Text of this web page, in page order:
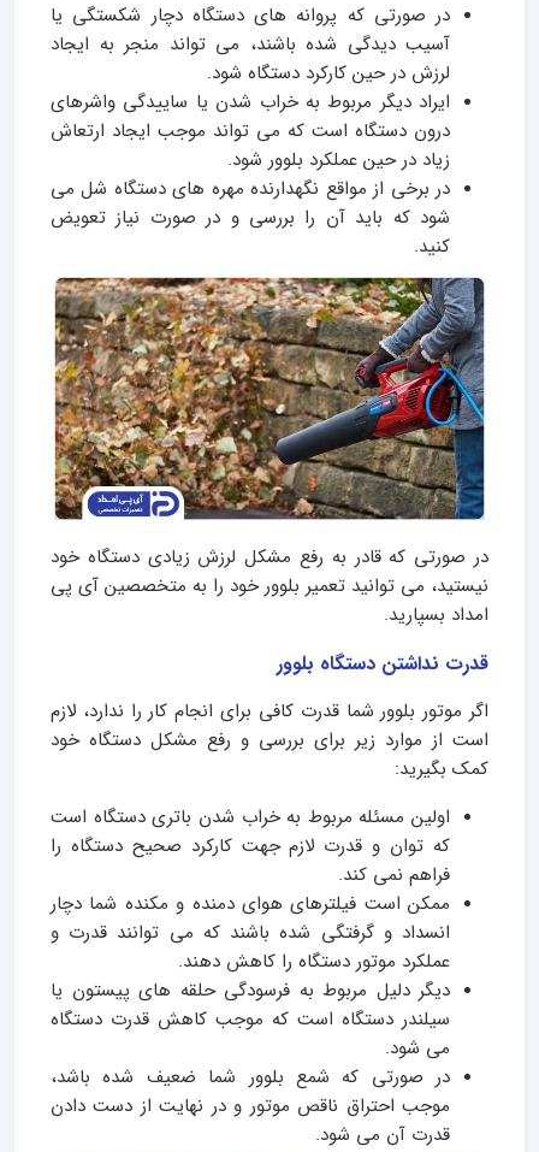
در صورتی که پروانه های دستگاه دچار شکستگی یا
آسیب دیدگی شده باشند، می تواند منجر به ایجاد
لرزش در حین کارکرد دستگاه شود.
ایراد دیگر مربوط به خراب شدن یا ساییدگی واشرهای
درون دستگاه است که می تواند موجب ایجاد ارتعاش
زیاد در حین عملکرد بلوور شود.
در برخی از مواقع نگهدارنده مهره های دستگاه شل می
شود که باید آن را بررسی و در صورت نیاز تعویض
کنید.
در صورتی که قادر به رفع مشکل لرزش زیادی دستگاه خود
نیستید، می توانید تعمیر بلوور خود را به متخصصین آی پی
امداد بسپارید.
قدرت نداشتن دستگاه بلوور
اگر موتور بلوور شما قدرت کافی برای انجام کار را ندارد، لازم
است از موارد زیر برای بررسی و رفع مشکل دستگاه خود
کمک بگیرید:
اولین مسئله مربوط به خراب شدن باتری دستگاه است
که توان و قدرت لازم جهت کارکرد صحیح دستگاه را
فراهم نمی کند.
ممکن است فیلترهای هوای دمنده و مکنده شما دچار
انسداد و گرفتگی شده باشند که می توانند قدرت و
عملکرد موتور دستگاه را کاهش دهند.
دیگر دلیل مربوط به فرسودگی حلقه های پیستون یا
سیلندر دستگاه است که موجب کاهش قدرت دستگاه
می شود.
در صورتی که شمع بلوور شما ضعیف شده باشد،
موجب احتراق ناقص موتور و در نهایت از دست دادن
قدرت آن می شود.